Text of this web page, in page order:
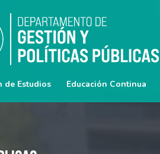
de Estudios Educación Continua